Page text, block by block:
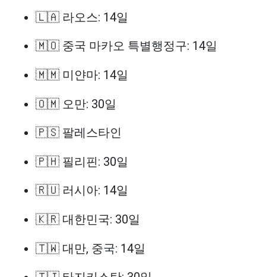
🇱🇦 라오스: 14일
🇲🇴 중국 마카오 특별행정구: 14일
🇲🇲 미얀마: 14일
🇴🇲 오만: 30일
🇵🇸 팔레스타인
🇵🇭 필리핀: 30일
🇷🇺 러시아: 14일
🇰🇷 대한민국: 30일
🇹🇼 대만, 중국: 14일